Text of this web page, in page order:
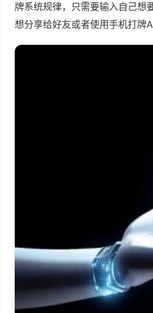
牌系统规律，只需要输入自己想
想分享给好友或者使用手机打牌